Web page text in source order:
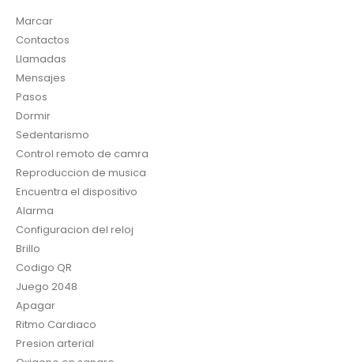
Marcar
Contactos
Llamadas
Mensajes
Pasos
Dormir
Sedentarismo
Control remoto de camra
Reproduccion de musica
Encuentra el dispositivo
Alarma
Configuracion del reloj
Brillo
Codigo QR
Juego 2048
Apagar
Ritmo Cardiaco
Presion arterial